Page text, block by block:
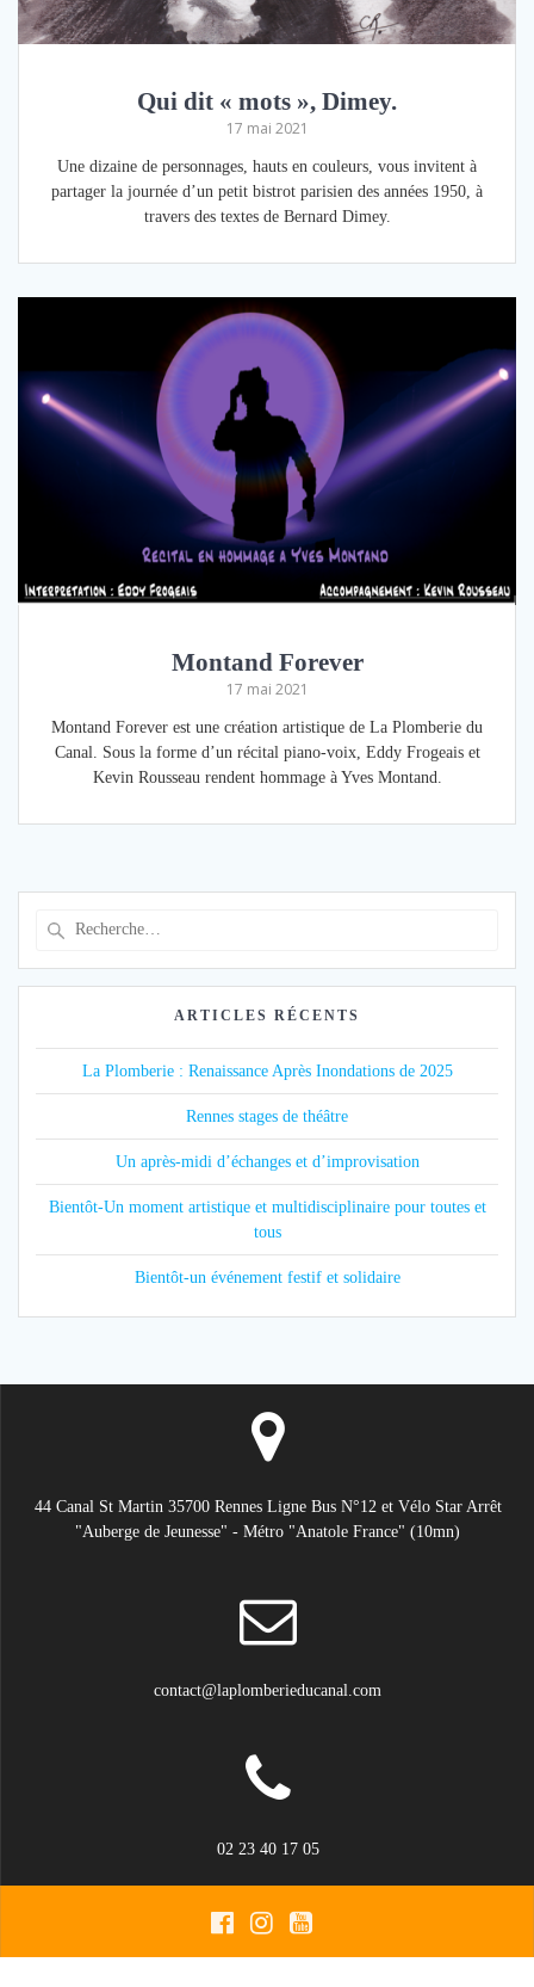
Qui dit « mots », Dimey.
17 mai 2021
Une dizaine de personnages, hauts en couleurs, vous invitent à
partager la journée d’un petit bistrot parisien des années 1950, à
travers des textes de Bernard Dimey.
Montand Forever
17 mai 2021
Montand Forever est une création artistique de La Plomberie du
Canal. Sous la forme d’un récital piano-voix, Eddy Frogeais et
Kevin Rousseau rendent hommage à Yves Montand.
:
ARTICLES RÉCENTS
La Plomberie : Renaissance Après Inondations de 2025
Rennes stages de théâtre
Un après-midi d’échanges et d’improvisation
Bientôt-Un moment artistique et multidisciplinaire pour toutes et
tous
Bientôt-un événement festif et solidaire
44 Canal St Martin 35700 Rennes Ligne Bus N°12 et Vélo Star Arrêt
"Auberge de Jeunesse" - Métro "Anatole France" (10mn)
contact@laplomberieducanal.com
02 23 40 17 05